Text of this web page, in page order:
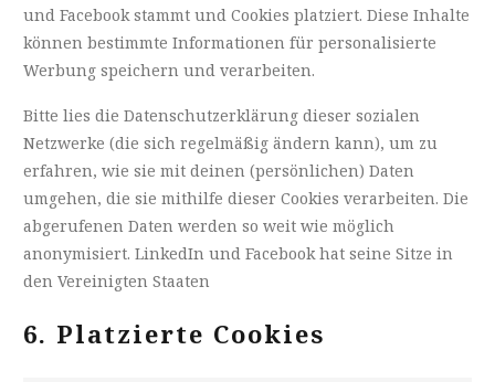
und Facebook stammt und Cookies platziert. Diese Inhalte
können bestimmte Informationen für personalisierte
Werbung speichern und verarbeiten.
Bitte lies die Datenschutzerklärung dieser sozialen
Netzwerke (die sich regelmäßig ändern kann), um zu
erfahren, wie sie mit deinen (persönlichen) Daten
umgehen, die sie mithilfe dieser Cookies verarbeiten. Die
abgerufenen Daten werden so weit wie möglich
anonymisiert. LinkedIn und Facebook hat seine Sitze in
den Vereinigten Staaten
6. Platzierte Cookies